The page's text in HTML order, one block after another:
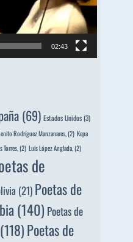
02:43
(69) Estados Unidos(3)
Rodríguez Manzanares, (2) Kepa
Torres, (2) Luis López Anglada, (2)
de
(21) Poetas de
(140) Poetas de
(118)Poetas de